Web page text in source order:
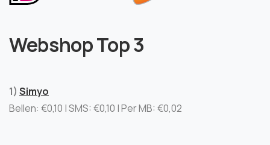
Webshop Top 3
1) Simyo
Bellen: €0,10 | SMS: €0,10 | Per MB: €0,02